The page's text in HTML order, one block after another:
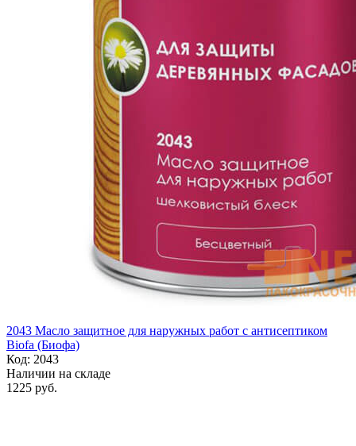
2043 Масло защитное для наружных работ с антисептиком
Biofa (Биофа)
Код: 2043
Наличии на складе
1225 руб.